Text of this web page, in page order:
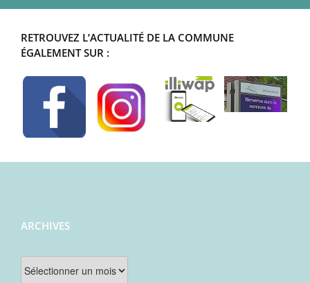
RETROUVEZ L’ACTUALITÉ DE LA COMMUNE
ÉGALEMENT SUR :
ARCHIVES
Archives